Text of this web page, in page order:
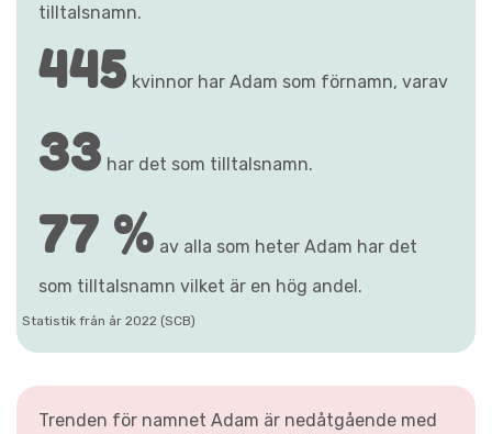
tilltalsnamn.
445 kvinnor har Adam som förnamn, varav
33 har det som tilltalsnamn.
77 % av alla som heter Adam har det
som tilltalsnamn vilket är en hög andel.
Statistik från år 2022 (SCB)
Trenden för namnet Adam är nedåtgående med